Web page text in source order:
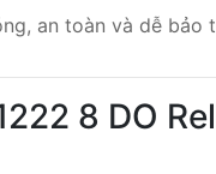
an toàn và dễ bảo
8 DO